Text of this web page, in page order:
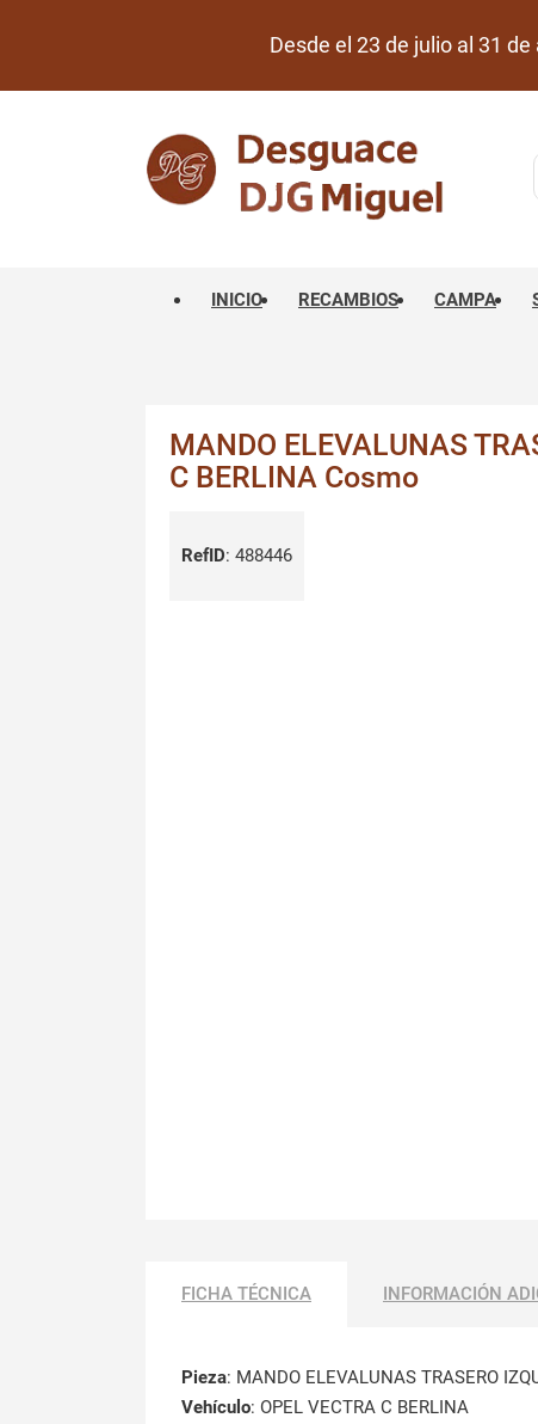
Desde el 23 de julio al 31
INICIO RECAMBIOS CAMPA
MANDO ELEVALUNAS
C BERLINA Cosmo
RefID: 488446
FICHA TÉCNICA INFORMACIÓN
Pieza: MANDO ELEVALUNAS TRASERO
Vehículo: OPEL VECTRA C BERLINA